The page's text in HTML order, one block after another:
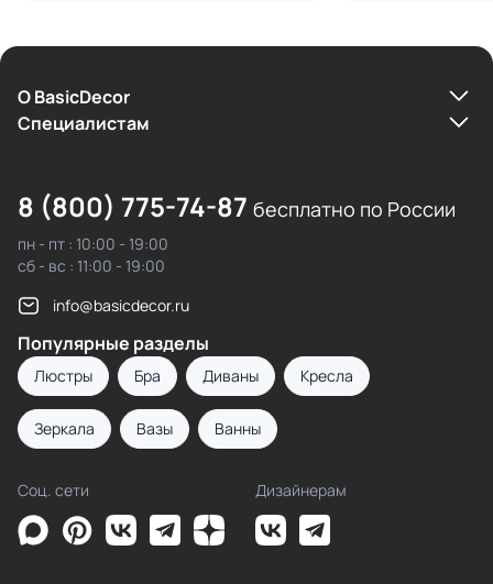
О BasicDecor
Cпециалистам
8 (800) 775-74-87 бесплатно по России
пн - пт : 10:00 - 19:00
сб - вс : 11:00 - 19:00
info@basicdecor.ru
Популярные разделы
Люстры Бра Диваны Кресла
Зеркала Вазы Ванны
Соц. сети Дизайнерам